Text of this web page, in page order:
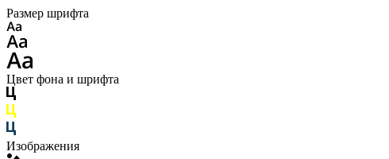
Размер шрифта
Цвет фона и шрифта
Изображения